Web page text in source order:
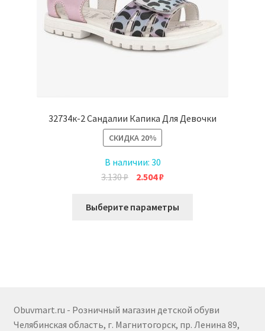
32734к-2 Сандалии Капика Для Девочки
СКИДКА20%
В наличии: 30
3.130₽
Первоначальная
составляла
2.504₽Текущая
2.504 ₽.
Выберите параметры
выбрать
Obuvmart.ru - Розничный магазин детской обуви
Челябинская область, г. Магнитогорск, пр. Ленина 89,